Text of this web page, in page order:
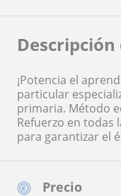
Precio
¡Potencia el
particular
primaria. Método
Refuerzo en todas
para garantizar el